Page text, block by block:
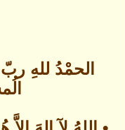
الحمْدُ للهِ